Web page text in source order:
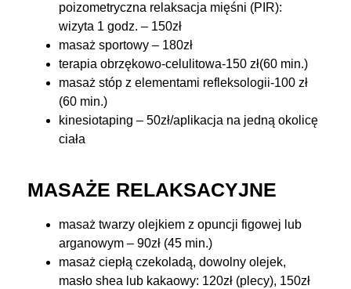
poizometryczna relaksacja mięśni (PIR):
wizyta 1 godz. – 150zł
masaż sportowy – 180zł
terapia obrzękowo-celulitowa-150 zł(60 min.)
masaż stóp z elementami refleksologii-100 zł
(60 min.)
kinesiotaping – 50zł/aplikacja na jedną okolicę
ciała
MASAŻE RELAKSACYJNE
masaż twarzy olejkiem z opuncji figowej lub
arganowym – 90zł (45 min.)
masaż ciepłą czekoladą, dowolny olejek,
masło shea lub kakaowy: 120zł (plecy), 150zł